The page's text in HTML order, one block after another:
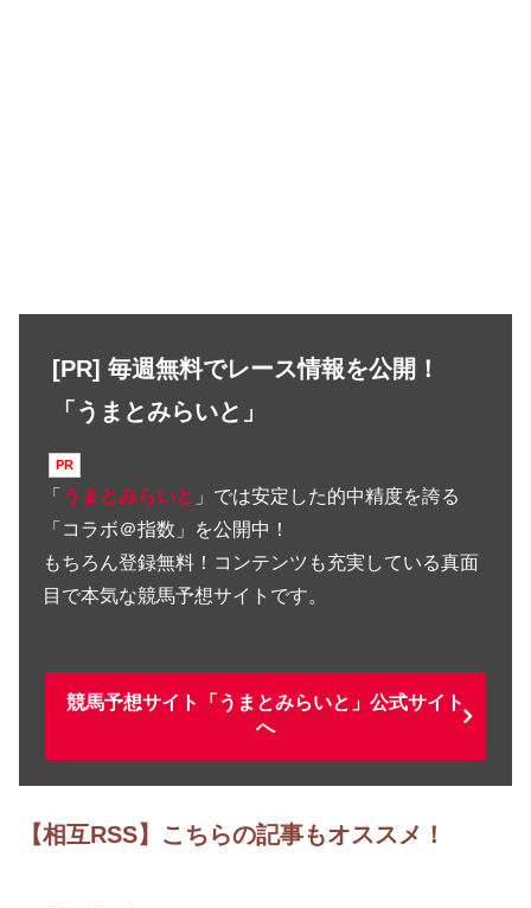
[PR] 毎週無料でレース情報を公開！
「うまとみらいと」
「 うまとみらいと 」では安定した的中精度を誇る
「コラボ＠指数」を公開中！
もちろん登録無料！コンテンツも充実している真面
目で本気な競馬予想サイトです。
競馬予想サイト「うまとみらいと」公式サイト
へ
【相互RSS】こちらの記事もオススメ！